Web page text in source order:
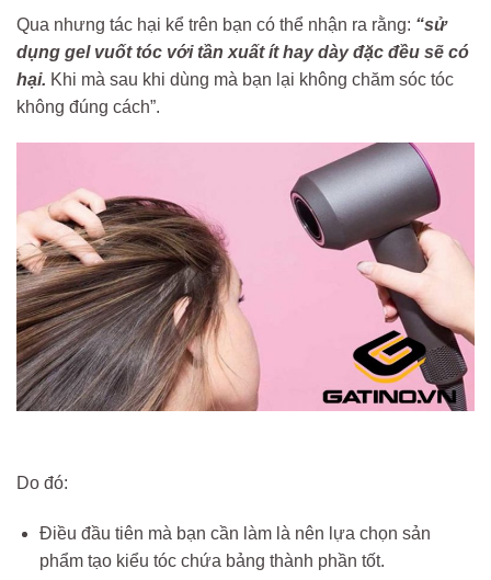
Qua nhưng tác hại kể trên bạn có thể nhận ra rằng: “sử
dụng gel vuốt tóc với tần xuất ít hay dày đặc đều sẽ có
hại. Khi mà sau khi dùng mà bạn lại không chăm sóc tóc
không đúng cách”.
Do đó:
Điều đầu tiên mà bạn cần làm là nên lựa chọn sản
phẩm tạo kiểu tóc chứa bảng thành phần tốt.